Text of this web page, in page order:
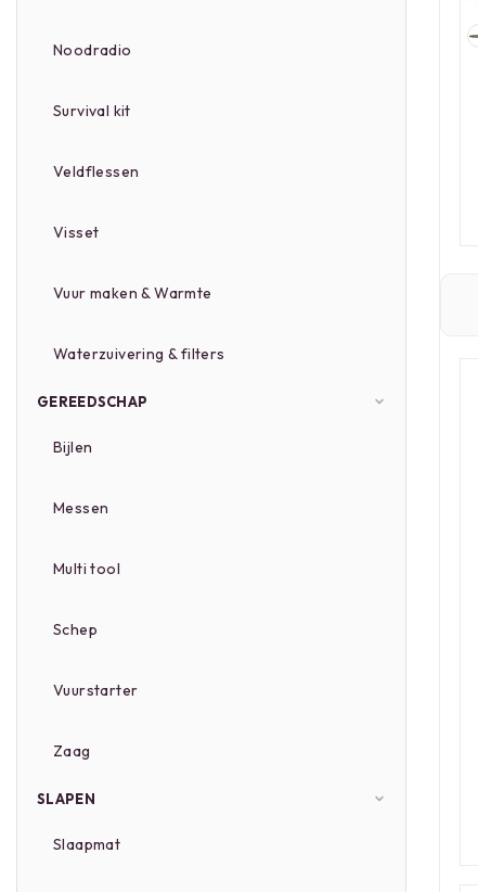
Noodradio
Survival kit
Veldflessen
Visset
Vuur maken & Warmte
Waterzuivering & filters
GEREEDSCHAP
Bijlen
Messen
Multi tool
Schep
Vuurstarter
Zaag
SLAPEN
Slaapmat